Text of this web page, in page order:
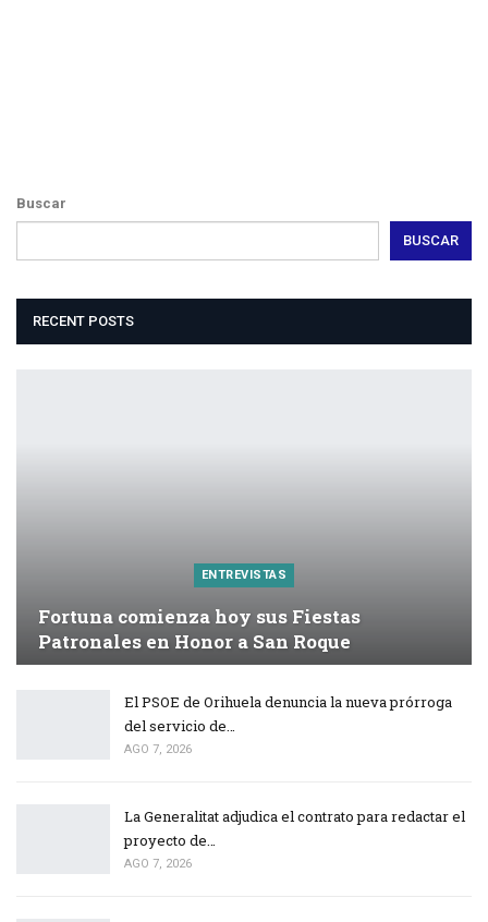
Buscar
BUSCAR
RECENT POSTS
ENTREVISTAS
Fortuna comienza hoy sus Fiestas
Patronales en Honor a San Roque
El PSOE de Orihuela denuncia la nueva prórroga
del servicio de…
AGO 7, 2026
La Generalitat adjudica el contrato para redactar el
proyecto de…
AGO 7, 2026